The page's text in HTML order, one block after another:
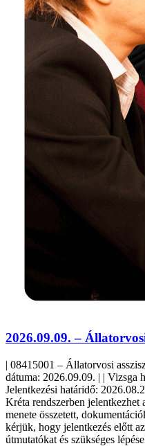
2026.09.09. –
| 08415001 – Állatorvosi
dátuma: 2026.09.09. | | Vizsga
Jelentkezési határidő:
Kréta rendszerben
menete összetett,
kérjük, hogy jelentkezés előtt
útmutatókat és szükséges